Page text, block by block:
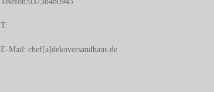
T:
E-Mail: chef[a]dekoversandhaus.de